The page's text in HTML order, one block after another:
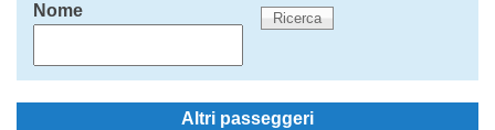
Nome
Altri passeggeri